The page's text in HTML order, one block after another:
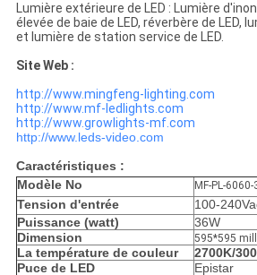
Lumière extérieure de LED : Lumière
élevée de baie de LED, réverbère de LED,
et lumière de station service de LED.
Site Web :
http://www.mingfeng-lighting.com
http://www.mf-ledlights.com
http://www.growlights-mf.com
http://www.leds-video.com
Caractéristiques :
Modèle No
MF-PL-
Tension d'entrée
100-
Puissance (watt)
36W
Dimension
595*595
La température de couleur 2700K/
Puce de LED
Epistar